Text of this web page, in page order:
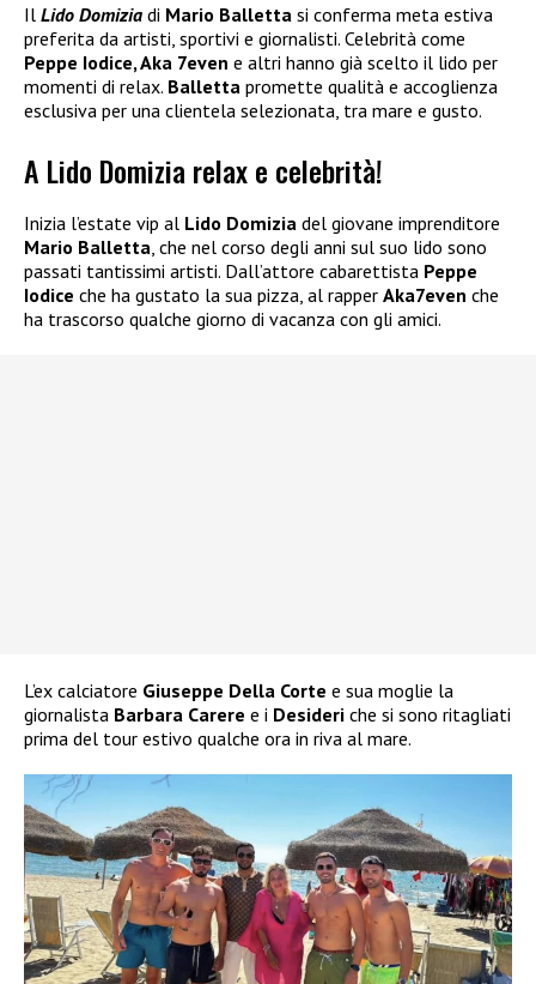
Il Lido Domizia di Mario Balletta si conferma meta estiva
preferita da artisti, sportivi e giornalisti. Celebrità come
Peppe Iodice, Aka 7even e altri hanno già scelto il lido per
momenti di relax. Balletta promette qualità e accoglienza
esclusiva per una clientela selezionata, tra mare e gusto.
A Lido Domizia relax e celebrità!
Inizia l’estate vip al Lido Domizia del giovane imprenditore
Mario Balletta, che nel corso degli anni sul suo lido sono
passati tantissimi artisti. Dall’attore cabarettista Peppe
Iodice che ha gustato la sua pizza, al rapper Aka7even che
ha trascorso qualche giorno di vacanza con gli amici.
L’ex calciatore Giuseppe Della Corte e sua moglie la
giornalista Barbara Carere e i Desideri che si sono ritagliati
prima del tour estivo qualche ora in riva al mare.